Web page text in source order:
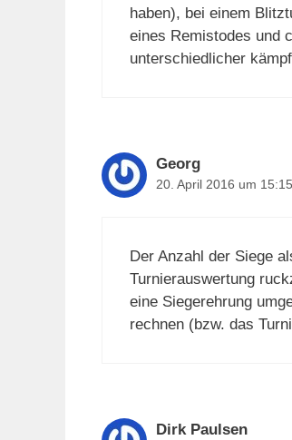
haben), bei einem
eines Remistodes und
unterschiedlicher
Georg
20. April 2016 um
Der Anzahl der Siege
Turnierauswertung
eine Siegerehrung
rechnen (bzw. das
Dirk Paulsen